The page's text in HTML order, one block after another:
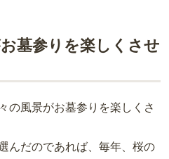
墓参りを楽しくさせ
の風景がお墓参りを楽しくさ
んだのであれば、毎年、桜の